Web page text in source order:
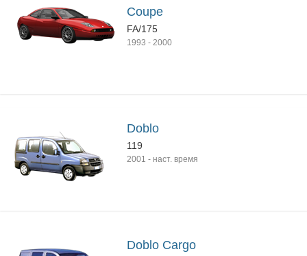
Coupe
FA/175
1993 - 2000
Doblo
119
2001 - наст. время
Doblo Cargo